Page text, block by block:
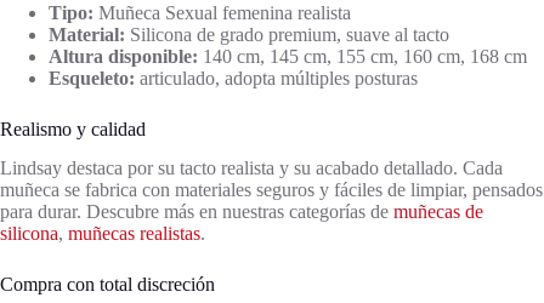
Tipo: Muñeca Sexual femenina realista
Material: Silicona de grado premium, suave al tacto
Altura disponible: 140 cm, 145 cm, 155 cm, 160 cm, 168 cm
Esqueleto: articulado, adopta múltiples posturas
Realismo y calidad
Lindsay destaca por su tacto realista y su acabado detallado. Cada
muñeca se fabrica con materiales seguros y fáciles de limpiar, pensados
para durar. Descubre más en nuestras categorías de muñecas de
silicona, muñecas realistas.
Compra con total discreción